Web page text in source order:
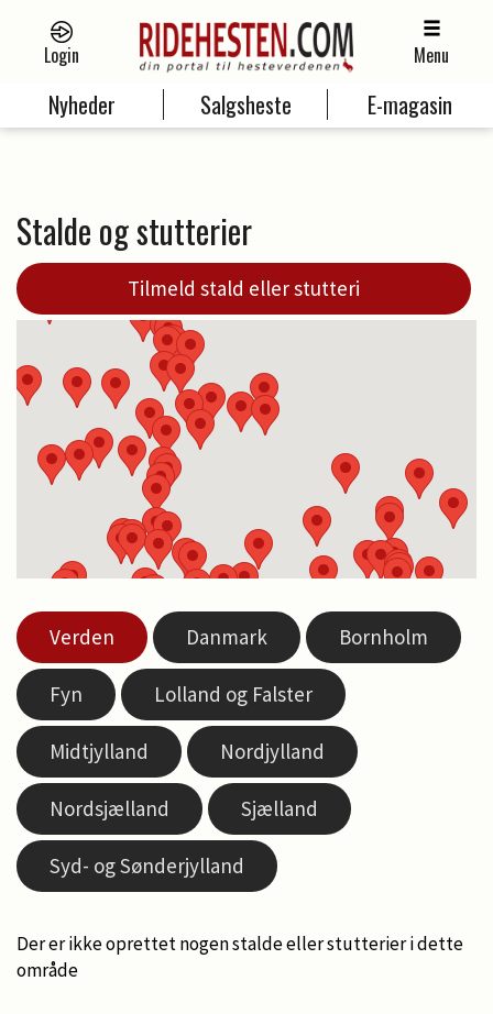
Login Menu
Nyheder Salgsheste E-magasin
Stalde og stutterier
Tilmeld stald eller stutteri
Verden Danmark Bornholm
Fyn Lolland og Falster
Midtjylland Nordjylland
Nordsjælland Sjælland
Syd- og Sønderjylland
Der er ikke oprettet nogen stalde eller stutterier i dette
område